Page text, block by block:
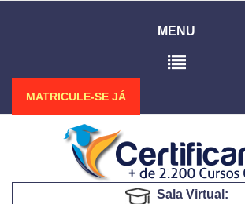
MENU
MATRICULE-SE JÁ
Sala Virtual: